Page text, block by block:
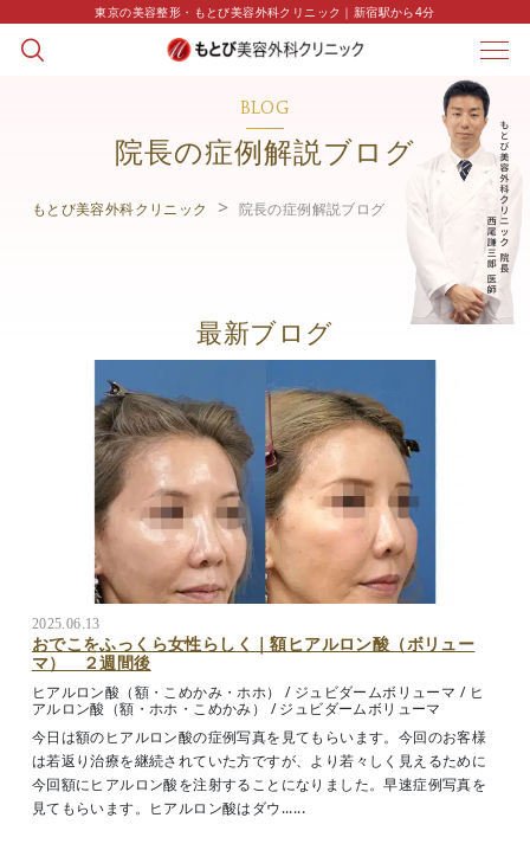
東京の美容整形・もとび美容外科クリニック｜新宿駅から4分
BLOG
院長の症例解説ブログ
もとび美容外科クリニック 院長の症例解説ブログ
最新ブログ
2025.06.13
おでこをふっくら女性らしく｜額ヒアルロン酸（ボリュー
マ） ２週間後
ヒアルロン酸（額・こめかみ・ホホ） / ジュビダームボリューマ / ヒ
アルロン酸（額・ホホ・こめかみ）
/ジュビダームボリューマ
今日は額のヒアルロン酸の症例写真を見てもらいます。今回のお客様
は若返り治療を継続されていた方ですが、より若々しく見えるために
今回額にヒアルロン酸を注射することになりました。早速症例写真を
見てもらいます。ヒアルロン酸はダウ......